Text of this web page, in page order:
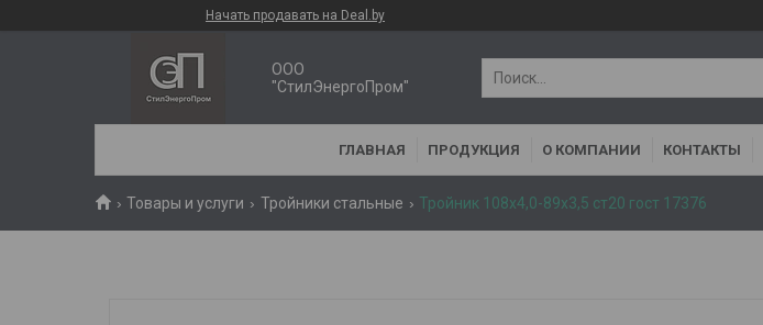
Начать продавать на Deal.by
ООО
"СтилЭнергоПром"
ГЛАВНАЯ ПРОДУКЦИЯ О КОМПАНИИ КОНТАКТЫ
Товары и услуги Тройники стальные Тройник 108х4,0-89х3,5 ст20 гост 17376